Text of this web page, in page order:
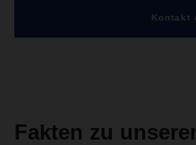
Kontakt
Fakten zu